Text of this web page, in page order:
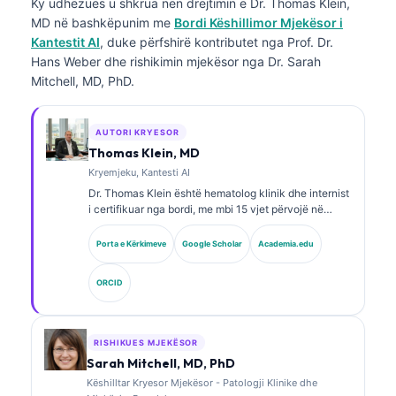
MD në bashkëpunim me Bordi Këshillimor Mjekësor i
Kantestit AI, duke përfshirë kontributet nga Prof. Dr.
Hans Weber dhe rishikimin mjekësor nga Dr. Sarah
Mitchell, MD, PhD.
AUTORI KRYESOR
Thomas Klein, MD
Kryemjeku, Kantesti AI
Dr. Thomas Klein është hematolog klinik dhe internist
i certifikuar nga bordi, me mbi 15 vjet përvojë në
mjekësinë laboratorike dhe analizë klinike të asistuar
nga AI. Si Shef Mjekësor në Kantesti AI, ai ofron
mbikëqyrje klinike për saktësinë mjekësore të rrjetit
nervor pronësor. Dr. Klein ka publikuar gjerësisht mbi
interpretimin e biomarkerëve dhe diagnostikimin
laboratorik në fusha të mjekësisë laboratorike.
Porta e Kërkimeve Google Scholar Academia.edu
ORCID
RISHIKUES MJEKËSOR
Sarah Mitchell, MD, PhD
Këshilltar Kryesor Mjekësor - Patologji Klinike dhe